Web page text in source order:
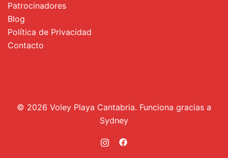
Patrocinadores
Blog
Política de Privacidad
Contacto
© 2026 Voley Playa Cantabria. Funciona gracias a
Sydney
https://www.instagram.com/
https://